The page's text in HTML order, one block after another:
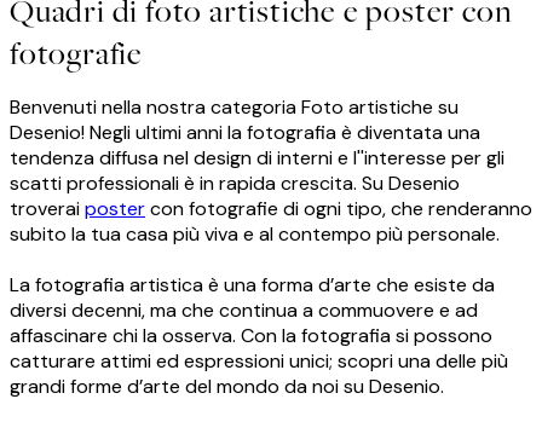
Quadri di foto artistiche e poster con
fotografie
Benvenuti nella nostra categoria Foto artistiche su
Desenio! Negli ultimi anni la fotografia è diventata una
tendenza diffusa nel design di interni e l''interesse per gli
scatti professionali è in rapida crescita. Su Desenio
troveraipostercon fotografie di ogni tipo, che renderanno
subito la tua casa più viva e al contempo più personale.
La fotografia artistica è una forma d’arte che esiste da
diversi decenni, ma che continua a commuovere e ad
affascinare chi la osserva. Con la fotografia si possono
catturare attimi ed espressioni unici; scopri una delle più
grandi forme d’arte del mondo da noi su Desenio.